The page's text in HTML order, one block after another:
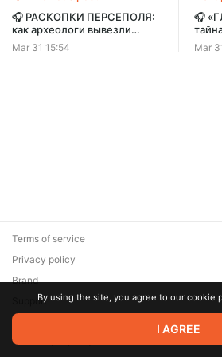
🎧 РАСКОПКИ ПЕРСЕПОЛЯ:
как археологи вывезли
сокровища Персии. Грабёж
или спасение? | Хроники
Mar 31 15:54
🎧
Mar
© 2026 Zaya Solutions Limited. All rights
are the property of their respective
Terms of service
Privacy policy
Brand
SupportBy using the site, you agree to our cookie
I AGREE